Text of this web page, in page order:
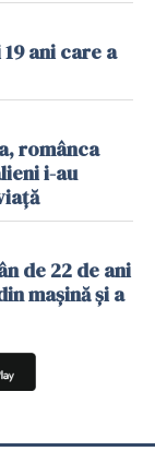
ani care a
românca
i-au
de 22 de ani
mașină și a